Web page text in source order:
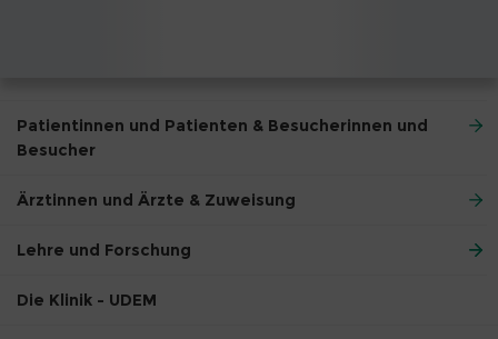
Patientinnen und Patienten & Besucherinnen und
Besucher
Ärztinnen und Ärzte & Zuweisung
Lehre und Forschung
Die Klinik - UDEM